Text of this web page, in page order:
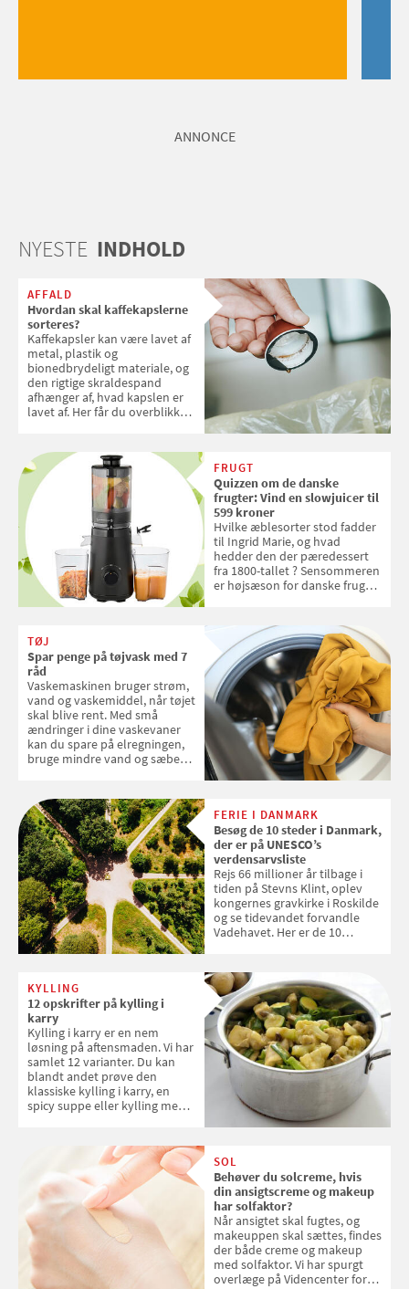
ANNONCE
NYESTE INDHOLD
AFFALD
Hvordan skal kaffekapslerne
sorteres?
Kaffekapsler kan være lavet af
metal, plastik og
bionedbrydeligt materiale, og
den rigtige skraldespand
afhænger af, hvad kapslen er
lavet af. Her får du overblikket
FRUGT
Quizzen om de danske
frugter: Vind en slowjuicer til
599 kroner
Hvilke æblesorter stod fadder
til Ingrid Marie, og hvad
hedder den der pæredessert
fra 1800-tallet ? Sensommeren
er højsæson for danske fruger,
favoritter. Det fejrer Samvirke
med en quiz om alt det danske
frugt, vi elsker. Konkurrencen
slutter fredag d. 18. september
2026
TØJ
Spar penge på tøjvask med 7
råd
Vaskemaskinen bruger strøm,
vand og vaskemiddel, når tøjet
skal blive rent. Med små
ændringer i dine vaskevaner
kan du spare på elregningen,
bruge mindre vand og sæbe
enkle råd til at spare penge på
tøjvasken
FERIE I DANMARK
Besøg de 10 steder i Danmark,
der er på UNESCO’s
verdensarvsliste
Rejs 66 millioner år tilbage i
tiden på Stevns Klint, oplev
kongernes gravkirke i Roskilde
og se tidevandet forvandle
Vadehavet. Her er de 10
KYLLING
12 opskrifter på kylling i
karry
Kylling i karry er en nem
løsning på aftensmaden. Vi har
samlet 12 varianter. Du kan
blandt andet prøve den
klassiske kylling i karry, en
spicy suppe eller kylling med
SOL
Behøver du solcreme, hvis
din ansigtscreme og makeup
har solfaktor?
Når ansigtet skal fugtes, og
makeuppen skal sættes, findes
der både creme og makeup
med solfaktor. Vi har spurgt
overlæge på Videncenter for